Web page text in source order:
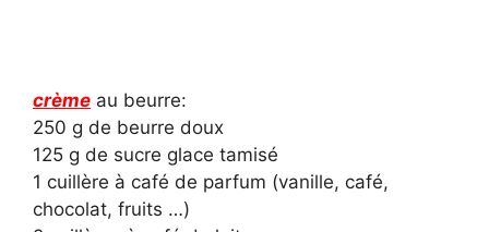
crème au beurre:
250 g de beurre doux
125 g de sucre glace tamisé
1 cuillère à café de parfum (vanille, café,
chocolat, fruits …)